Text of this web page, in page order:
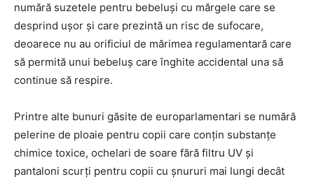
numără suzetele pentru bebeluși cu mărgele care se
desprind ușor și care prezintă un risc de sufocare,
deoarece nu au orificiul de mărimea regulamentară care
să permită unui bebeluș care înghite accidental una să
continue să respire.
Printre alte bunuri găsite de europarlamentari se numără
pelerine de ploaie pentru copii care conțin substanțe
chimice toxice, ochelari de soare fără filtru UV și
pantaloni scurți pentru copii cu șnururi mai lungi decât